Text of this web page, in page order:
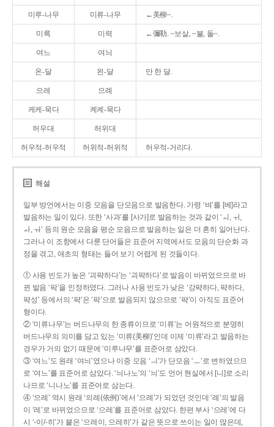
미루-나무 미류-나무 ←美柳~.
미륵 미력 ←彌勒. ~보살, ~불, 돌~.
여느 여늬
온-달 왼-달 만 한 달.
으레 으례
케케-묵다 켸켸-묵다
허우대 허위대
허우적-허우적 허위적-허위적 허우적-거리다.
해설
일부 방언에서는 이중 모음을 단모음으로 발음한다. 가령 ‘벼’를 [베]라고
발음하는 일이 있다. 또한 ‘사과’를 [사가]로 발음하는 것과 같이 ‘ㅚ, ㅟ,
ㅘ, ㅝ’ 등의 원순 모음을 평순 모음으로 발음하는 일은 더 흔히 일어난다.
그러나 이 조항에서 다룬 단어들은 표준어 지역에서도 모음의 단순화 과
정을 겪고, 애초의 형태는 들어 보기 어렵게 된 것들이다.
① 사용 빈도가 높은 ‘괴퍅하다’는 ‘괴팍하다’로 발음이 바뀌었으므로 바
뀐 발음 ‘팍’을 인정하였다. 그러나 사용 빈도가 낮은 ‘강퍅하다, 퍅하다,
퍅성’ 등에서의 ‘퍅’은 ‘팍’으로 발음되지 않으므로 ‘퍅’이 아직도 표준어
형이다.
② ‘미류나무’는 버드나무의 한 종류이므로 ‘미류’는 어원적으로 분명히
버드나무의 의미를 담고 있는 ‘미류(美柳)’인데 이제 ‘미류’라고 발음하는
경우가 거의 없기 때문에 ‘미루나무’를 표준어로 삼았다.
③ ‘여느’도 원래 ‘여늬’였으나 이중 모음 ‘ㅢ’가 단모음 ‘ㅡ’로 변하였으므
로 ‘여느’를 표준어로 삼았다. ‘늬나노’의 ‘늬’도 언어 현실에서 [니]로 소리
나므로 ‘니나노’를 표준어로 삼는다.
④ ‘으례’ 역시 원래 ‘의례(依例)’에서 ‘으례’가 되었던 것인데 ‘례’의 발음
이 ‘레’로 바뀌었으므로 ‘으레’를 표준어로 삼았다. 한편 부사 ‘으레’에 다
시 ‘-이/-히’가 붙은 ‘으레이, 으레히’가 같은 뜻으로 쓰이는 일이 많은데,